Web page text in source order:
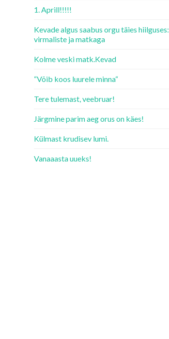
1. Aprill!!!!!
Kevade algus saabus orgu täies hiilguses:
virmaliste ja matkaga
Kolme veski matk.Kevad
“Võib koos luurele minna“
Tere tulemast, veebruar!
Järgmine parim aeg orus on käes!
Külmast krudisev lumi.
Vanaaasta uueks!